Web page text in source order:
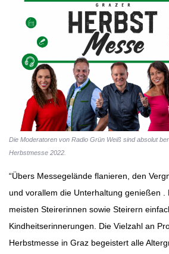
Die Moderatoren von Radio Grün Weiß sind absolut
Herbstmesse 2022.
“Übers Messegelände flanieren, den
und vorallem die Unterhaltung genießen .
meisten Steirerinnen sowie Steirern
Kindheitserinnerungen. Die Vielzahl an
Herbstmesse in Graz begeistert alle